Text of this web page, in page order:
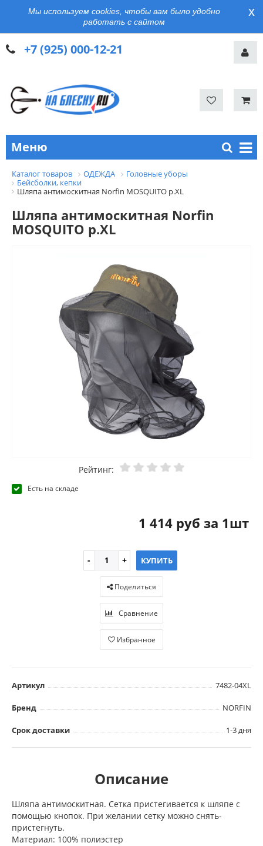
Мы используем cookies, чтобы вам было удобно
работать с сайтом
x
+7 (925) 000-12-21
Меню
Каталог товаров ОДЕЖДА
Головные уборы
Бейсболки, кепки
Шляпа антимоскитная Norfin MOSQUITO р.XL
Шляпа антимоскитная Norfin
MOSQUITO р.XL
Рейтинг:
Есть на складе
1 414 руб за 1шт
КУПИТЬ
Поделиться
Сравнение
Избранное
Артикул 7482-04XL
Бренд NORFIN
Срок доставки 1-3 дня
Описание
Шляпа антимоскитная. Сетка пристегивается к шляпе с
помощью кнопок. При желании сетку можно снять-
пристегнуть.
Материал: 100% полиэстер